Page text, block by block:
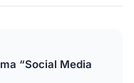
“Social Media